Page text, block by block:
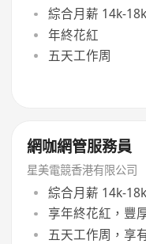
綜合月薪 14k-
年終花紅
五天工作周
網咖網管服務員
星美電競香港有限公司
綜合月薪 14k-
享年終花紅，豐
五天工作周，享